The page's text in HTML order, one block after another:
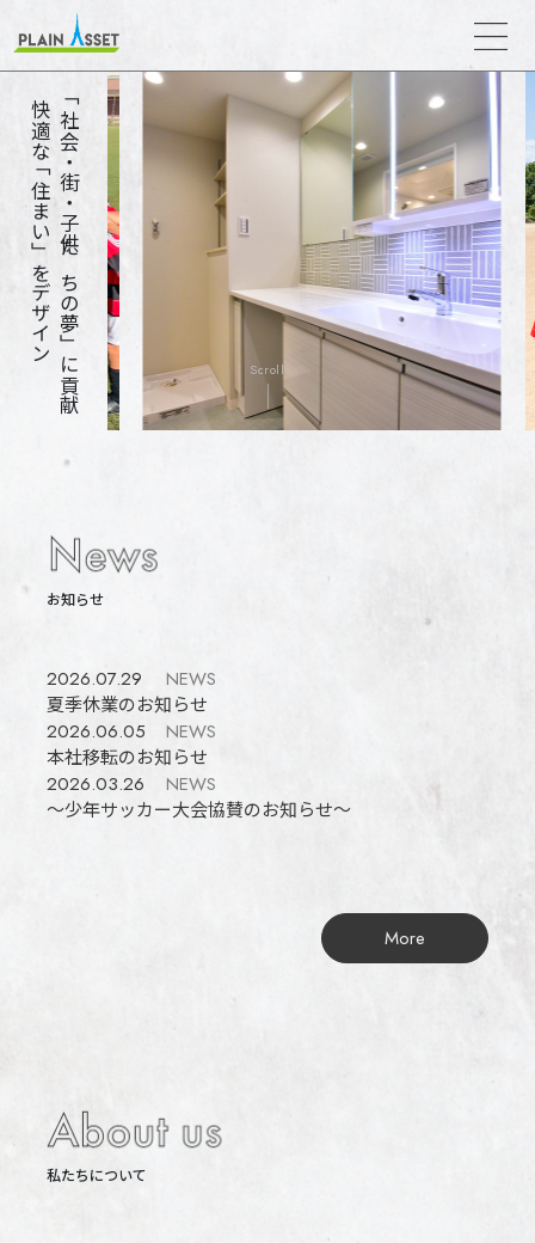
「社会・街・子供たちの夢」に貢献
快適な「住まい」をデザイン
Scroll
お知らせ
2026.07.29
NEWS
夏季休業のお知らせ
2026.06.05
NEWS
本社移転のお知らせ
2026.03.26
NEWS
～少年サッカー大会協賛のお知らせ～
More
私たちについて